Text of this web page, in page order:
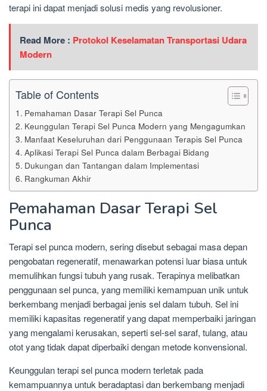
terapi ini dapat menjadi solusi medis yang revolusioner.
Read More : Protokol Keselamatan Transportasi Udara
Modern
Table of Contents
Pemahaman Dasar Terapi Sel Punca
Keunggulan Terapi Sel Punca Modern yang Mengagumkan
Manfaat Keseluruhan dari Penggunaan Terapis Sel Punca
Aplikasi Terapi Sel Punca dalam Berbagai Bidang
Dukungan dan Tantangan dalam Implementasi
Rangkuman Akhir
Pemahaman Dasar Terapi Sel
Punca
Terapi sel punca modern, sering disebut sebagai masa depan
pengobatan regeneratif, menawarkan potensi luar biasa untuk
memulihkan fungsi tubuh yang rusak. Terapinya melibatkan
penggunaan sel punca, yang memiliki kemampuan unik untuk
berkembang menjadi berbagai jenis sel dalam tubuh. Sel ini
memiliki kapasitas regeneratif yang dapat memperbaiki jaringan
yang mengalami kerusakan, seperti sel-sel saraf, tulang, atau
otot yang tidak dapat diperbaiki dengan metode konvensional.
Keunggulan terapi sel punca modern terletak pada
kemampuannya untuk beradaptasi dan berkembang menjadi